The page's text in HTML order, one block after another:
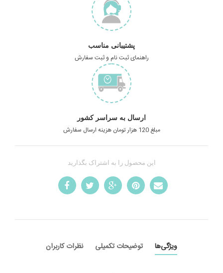
پشتیبانی مناسب
راهنمای ثبت نام و ثبت سفارش
ارسال به سراسر کشور
مبلغ 120 هزار تومان هزینه ارسال سفارش
این محصول را به اشتراک بگذارید
ویژگی‌ها توضیحات تکمیلی نظرات کاربران